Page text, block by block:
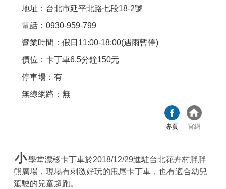
地址：台北市延平北路七段18-2號
電話：0930-959-799
營業時間：假日11:00-18:00(遇雨暫停)
價位：卡丁車6.5分鐘150元
停車場：有
無線網路：無
專頁 官網
小學堂漂移卡丁車於2018/12/29進駐台北花卉村胖胖
熊廣場，現場有刺激好玩的甩尾卡丁車，也有適合幼兒
駕駛的兒童超跑。